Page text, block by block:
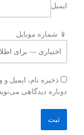
ایمیل
📱 شماره موبایل
ذخیره نام، ایمیل
دوباره دیدگاهی